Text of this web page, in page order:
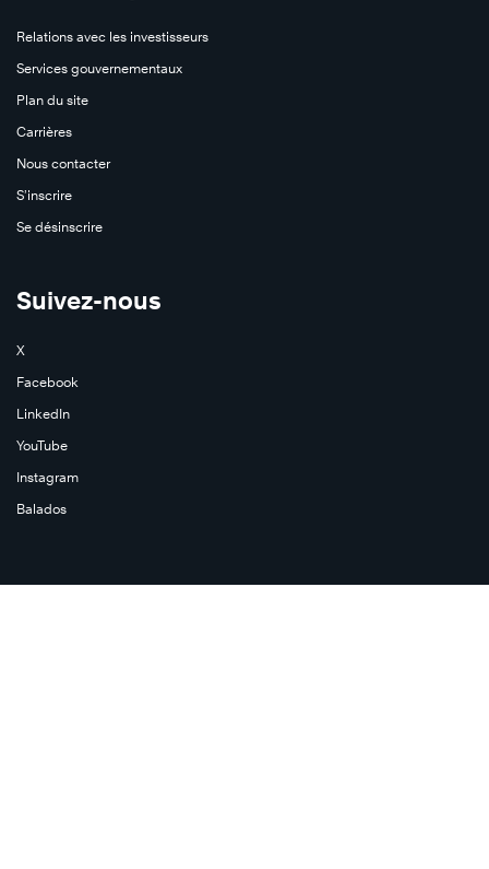
Relations avec les investisseurs
Services gouvernementaux
Plan du site
Carrières
Nous contacter
S’inscrire
Se désinscrire
Suivez-nous
X
Facebook
LinkedIn
YouTube
Instagram
Balados